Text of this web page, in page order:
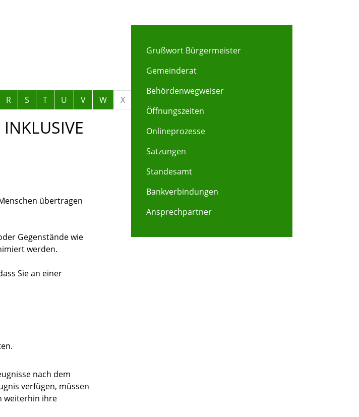
R S T U V W X
übertragen
Gegenstände wie
werden.
Sie an einer
nach dem
verfügen, müssen
weiterhin ihre
Grußwort Bürgermeister
Gemeinderat
Behördenwegweiser
Öffnungszeiten
Onlineprozesse
Satzungen
Standesamt
Bankverbindungen
Ansprechpartner